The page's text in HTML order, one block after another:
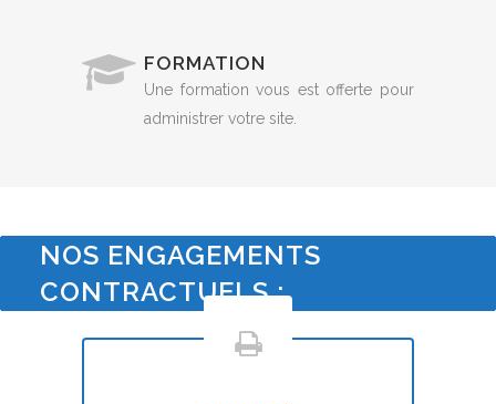
FORMATION
Une formation vous est offerte pour
administrer votre site.
NOS ENGAGEMENTS
CONTRACTUELS :